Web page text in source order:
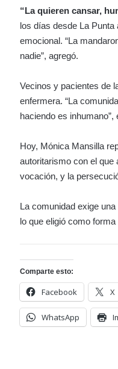
“La quieren cansar,
los días desde La
emocional. “La
nadie”, agregó.
Vecinos y pacientes de
enfermera. “La
haciendo es inhumano”,
Hoy, Mónica Mansilla
autoritarismo con el que
vocación, y la
La comunidad exige
lo que eligió como
Comparte esto:
Facebook X
WhatsApp